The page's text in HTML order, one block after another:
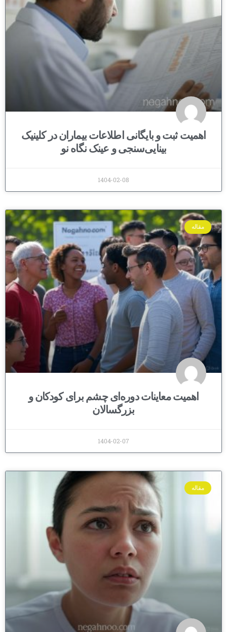
اهمیت ثبت و بایگانی اطلاعات بیماران در کلینیک
بینایی‌سنجی و عینک نگاه نو
1404-02-08
مقاله
اهمیت معاینات دوره‌ای چشم برای کودکان و
بزرگسالان
1404-02-07
مقاله